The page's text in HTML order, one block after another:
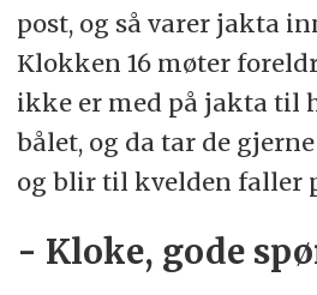
post, og så varer jakta
Klokken 16 møter
ikke er med på jakta til
bålet, og da tar de
og blir til kvelden faller
- Kloke, gode